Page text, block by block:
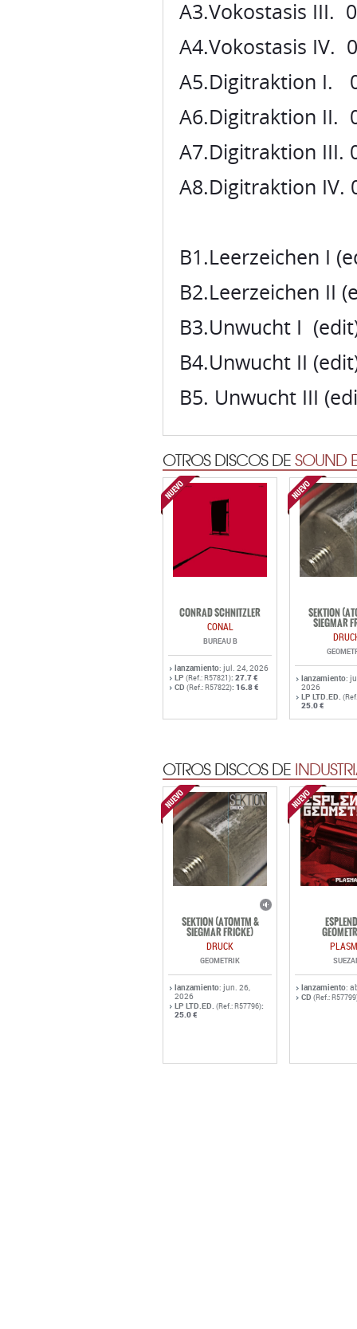
A3.Vokostasis III.
A4.Vokostasis IV.
A5.Digitraktion I.
A6.Digitraktion II.
A7.Digitraktion III.
A8.Digitraktion IV.
B1.Leerzeichen I
B2.Leerzeichen II
B3.Unwucht I
B4.Unwucht II
B5. Unwucht III
OTROS DISCOS DESOUND
CONRAD SCHNITZLER
CONAL
BUREAU B
lanzamiento: jul. 24, 2026
LP (Ref.: R57821): 27.7 €
CD (Ref.: R57822): 16.8 €
SEKTION
SIEGMAR
lanzamiento:
2026
LP LTD.ED.
25.0 €
OTROS DISCOS DE
SEKTION (ATOMTM &
SIEGMAR FRICKE)
DRUCK
GEOMETRIK
lanzamiento: jun. 26,
2026
LP LTD.ED. (Ref.: R57796):
25.0 €
lanzamiento:
CD (Ref.: